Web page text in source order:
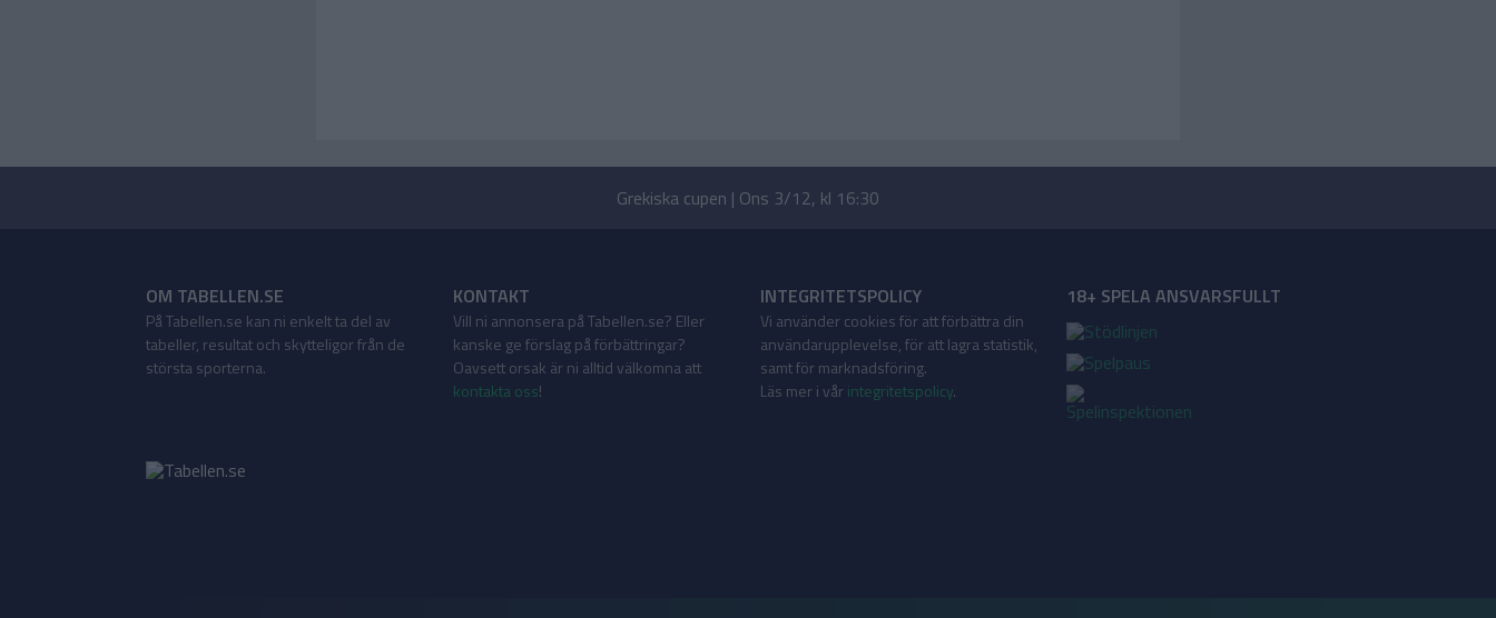
Grekiska cupen | Ons 3/12, kl 16:30
OM TABELLEN.SE
På Tabellen.se kan ni enkelt ta del av
tabeller, resultat och skytteligor från de
största sporterna.
KONTAKT
Vill ni annonsera på Tabellen.se? Eller
kanske ge förslag på förbättringar?
Oavsett orsak är ni alltid välkomna att
kontakta oss!
INTEGRITETSPOLICY
Vi använder cookies för att förbättra din
användarupplevelse, för att lagra statistik,
samt för marknadsföring.
Läs mer i vår integritetspolicy.
18+ SPELA ANSVARSFULLT